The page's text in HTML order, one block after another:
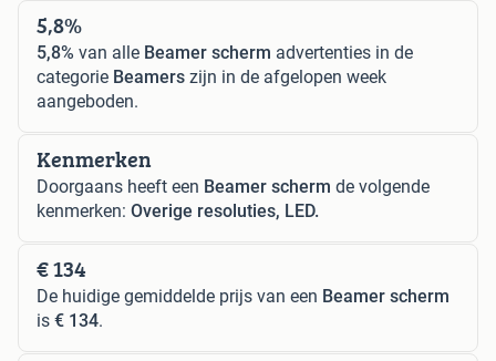
5,8%
5,8% van alle Beamer scherm advertenties in de
categorie Beamers zijn in de afgelopen week
aangeboden.
Kenmerken
Doorgaans heeft een Beamer scherm de volgende
kenmerken: Overige resoluties, LED.
€ 134
De huidige gemiddelde prijs van een Beamer scherm
is € 134.